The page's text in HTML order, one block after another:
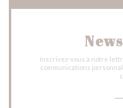
Inscrivez-vous à notre
communications